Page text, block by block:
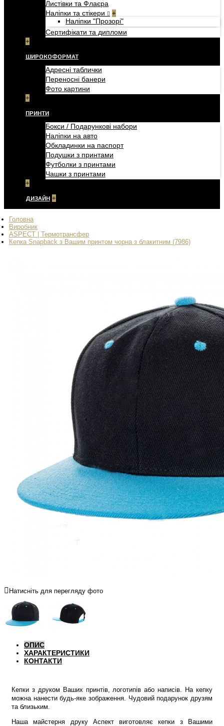
Листівки та Флаєра
Наліпки та стікери
+
Наліпки "Прозорі"
Сертифікати та дипломи
+
ШИРОКОФОРМАТ
Адресні таблички
Переносні банери
Фото картини
+
ПРИНТИ
Бокси / Подарункові набори
Наліпки на авто
Обкладинки на паспорт
Подушки з принтами
Футболки з принтами
Чашки з принтами
+
ДИЗАЙН +
Головна
Виробник
ASPECT | Термотрансфер
Кепка Snapback з Вашим принтом чорна з блакитним (7986)
Натисніть для перегляду фото
ОПИС
ХАРАКТЕРИСТИКИ
КОНТАКТИ
Кепки з друком Ваших принтів, логотипів або написів. На кепку
можна нанести будь-яке зображення. Чудовий подарунок друзям
та близьким.
Наша майстерня друку Аспект виготовляє кепки з Вашими